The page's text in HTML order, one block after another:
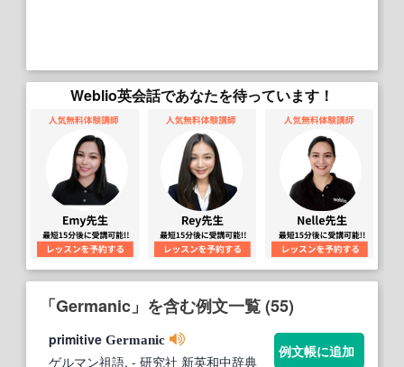
Weblio英会話であなたを待っています！
「Germanic」を含む例文一覧 (55)
primitive Germanic
ゲルマン祖語. - 研究社 新英和中辞典
例文帳に追加